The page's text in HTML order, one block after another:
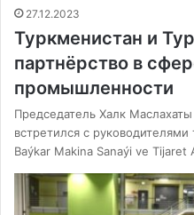
27.12.2023
Туркменистан и
партнёрство в
промышленности
Председатель Халк
встретился с
Baýkar Makina Sanaýi ve